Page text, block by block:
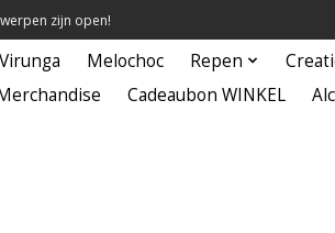
zijn open!
Virunga Melochoc Repen
Cadeaubon WINKEL